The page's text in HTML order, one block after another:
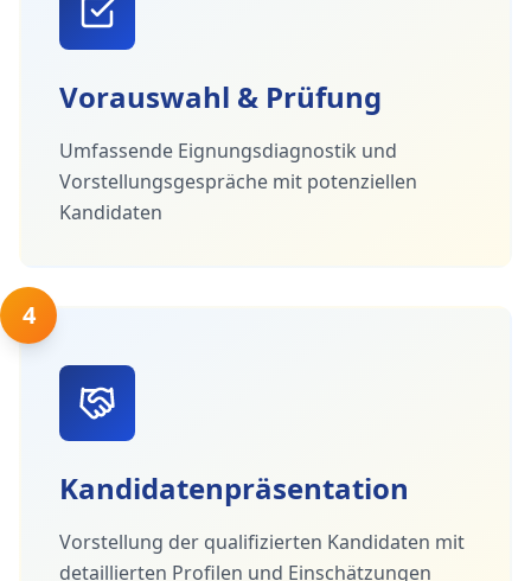
Vorauswahl & Prüfung
Umfassende Eignungsdiagnostik und
Vorstellungsgespräche mit potenziellen
Kandidaten
4
Kandidatenpräsentation
Vorstellung der qualifizierten Kandidaten mit
detaillierten Profilen und Einschätzungen